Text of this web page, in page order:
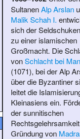
SultanenAlp Arslan
Malik Schah I.
sich der
zu einer islamischen
Großmacht. Die
vonSchlacht bei
(1071), bei der Alp
über die Byzantiner
leitet die
Kleinasiens ein.
der sunnitischen
Gründung von